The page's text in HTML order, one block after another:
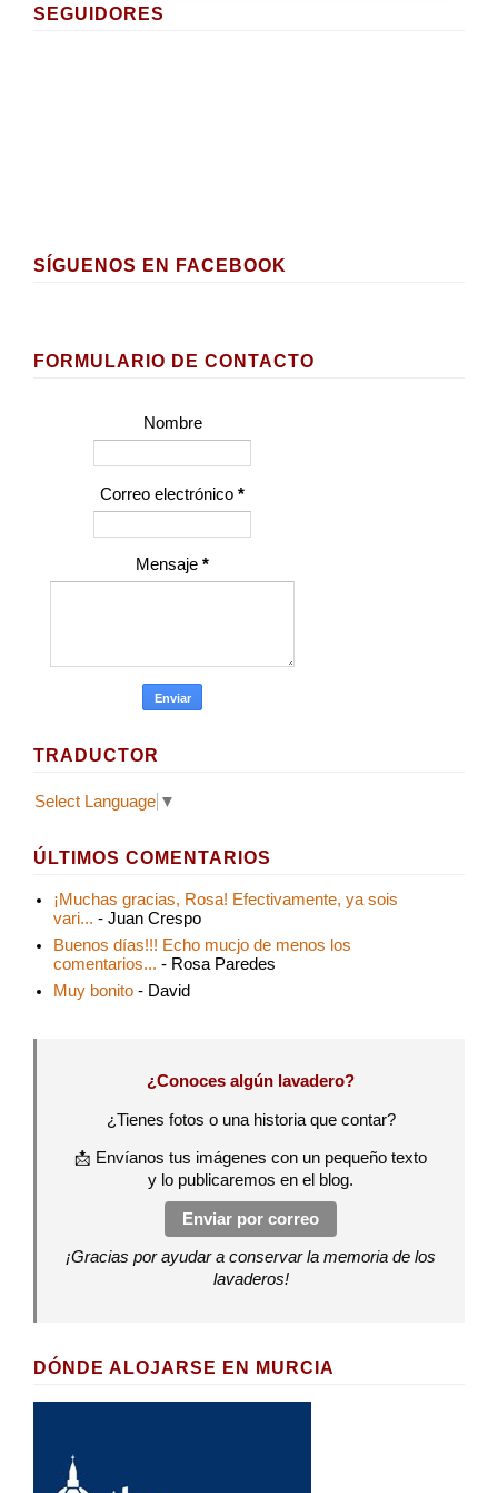
SEGUIDORES
SÍGUENOS EN FACEBOOK
FORMULARIO DE CONTACTO
Nombre
Correo electrónico *
Mensaje *
TRADUCTOR
Select Language ▼
ÚLTIMOS COMENTARIOS
¡Muchas gracias, Rosa! Efectivamente, ya sois
vari... - Juan Crespo
Buenos días!!! Echo mucjo de menos los
comentarios... - Rosa Paredes
Muy bonito - David
¿Conoces algún lavadero?
¿Tienes fotos o una historia que contar?
📩 Envíanos tus imágenes con un pequeño texto
y lo publicaremos en el blog.
Enviar por correo
¡Gracias por ayudar a conservar la memoria de los
lavaderos!
DÓNDE ALOJARSE EN MURCIA